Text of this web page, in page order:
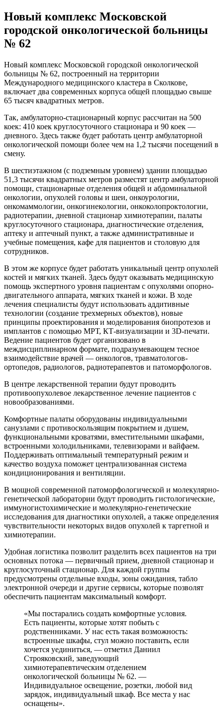
Новый комплекс Московской
городской онкологической больницы
№ 62
Новый комплекс Московской городской онкологической
больницы № 62, построенный на территории
Международного медицинского кластера в Сколкове,
включает два современных корпуса общей площадью свыше
65 тысяч квадратных метров.
Так, амбулаторно-стационарный корпус рассчитан на 500
коек: 410 коек круглосуточного стационара и 90 коек —
дневного. Здесь также будет работать центр амбулаторной
онкологической помощи более чем на 1,2 тысячи посещений в
смену.
В шестиэтажном (с подземным уровнем) здании площадью
51,3 тысячи квадратных метров разместят центр амбулаторной
помощи, стационарные отделения общей и абдоминальной
онкологии, опухолей головы и шеи, онкоурологии,
онкомаммологии, онкогинекологии, онкоколопроктологии,
радиотерапии, дневной стационар химиотерапии, палаты
круглосуточного стационара, диагностические отделения,
аптеку и аптечный пункт, а также административные и
учебные помещения, кафе для пациентов и столовую для
сотрудников.
В этом же корпусе будет работать уникальный центр опухолей
костей и мягких тканей. Здесь будут оказывать медицинскую
помощь экспертного уровня пациентам с опухолями опорно-
двигательного аппарата, мягких тканей и кожи. В ходе
лечения специалисты будут использовать аддитивные
технологии (создание трехмерных объектов), новые
принципы проектирования и моделирования биопротезов и
имплантов с помощью МРТ, КТ-визуализации и 3D-печати.
Ведение пациентов будет организовано в
междисциплинарном формате, подразумевающем тесное
взаимодействие врачей — онкологов, травматологов-
ортопедов, радиологов, радиотерапевтов и патоморфологов.
В центре лекарственной терапии будут проводить
противоопухолевое лекарственное лечение пациентов с
новообразованиями.
Комфортные палаты оборудованы индивидуальными
санузлами с противоскользящим покрытием и душем,
функциональными кроватями, вместительными шкафами,
встроенными холодильниками, телевизорами и вайфаем.
Поддерживать оптимальный температурный режим и
качество воздуха поможет централизованная система
кондиционирования и вентиляции.
В мощной современной патоморфологической и молекулярно-
генетической лаборатории будут проводить гистологические,
иммуногистохимические и молекулярно-генетические
исследования для диагностики опухолей, а также определения
чувствительности некоторых видов опухолей к таргетной и
химиотерапии.
Удобная логистика позволит разделить всех пациентов на три
основных потока — первичный прием, дневной стационар и
круглосуточный стационар. Для каждой группы
предусмотрены отдельные входы, зоны ожидания, табло
электронной очереди и другие сервисы, которые позволят
обеспечить пациентам максимальный комфорт.
«Мы постарались создать комфортные условия.
Есть пациенты, которые хотят побыть с
родственниками. У нас есть такая возможность:
встроенные шкафы, стул можно поставить, если
хочется уединиться, — отметил Даниил
Строяковский, заведующий
химиотерапевтическим отделением
онкологической больницы № 62. —
Индивидуальное освещение, розетки, любой вид
зарядок, индивидуальный шкаф. Все места у нас
оснащены».